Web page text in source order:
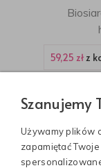
59,25 złz
Szanujemy
Używamy plików
zapamiętać